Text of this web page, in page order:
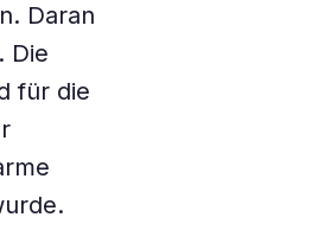
Daran
Die
für die